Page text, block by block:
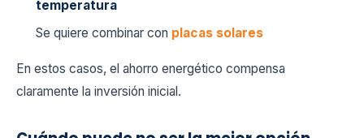
temperatura
Se quiere combinar con placas solares
En estos casos, el ahorro energético compensa
claramente la inversión inicial.